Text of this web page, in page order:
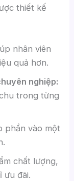
thiết kế
nhân viên
quả hơn.
nghiệp:
trong từng
phần vào một
chất lượng,
ưu đãi.